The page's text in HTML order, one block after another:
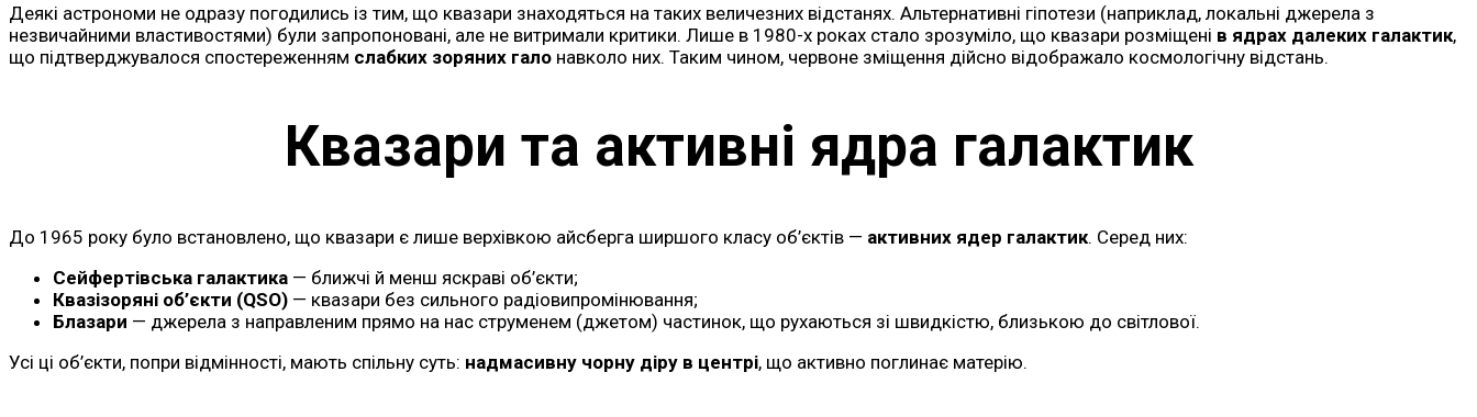
Деякі астрономи не одразу погодились із тим, що квазари знаходяться на таких величезних відстанях. Альтернативні гіпотези (наприклад, локальні джерела з
незвичайними властивостями) були запропоновані, але не витримали критики. Лише в 1980-х роках стало зрозуміло, що квазари розміщені в ядрах далеких галактик,
що підтверджувалося спостереженням слабких зоряних гало навколо них. Таким чином, червоне зміщення дійсно відображало космологічну відстань.
Квазари та активні ядра галактик
До 1965 року було встановлено, що квазари є лише верхівкою айсберга ширшого класу об’єктів — активних ядер галактик. Серед них:
Сейфертівська галактика — ближчі й менш яскраві об’єкти;
Квазізоряні об’єкти (QSO) — квазари без сильного радіовипромінювання;
Блазари — джерела з направленим прямо на нас струменем (джетом) частинок, що рухаються зі швидкістю, близькою до світлової.
Усі ці об’єкти, попри відмінності, мають спільну суть: надмасивну чорну діру в центрі, що активно поглинає матерію.